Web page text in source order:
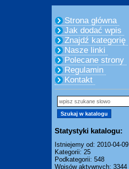
Strona główna
Jak dodać wpis
Znajdź kategorię
Nasze linki
Polecane strony
Regulamin
Kontakt
Statystyki katalogu:
Istniejemy od: 2010-04-09
Kategorii: 25
Podkategorii: 548
Wpisów aktywnych: 3344